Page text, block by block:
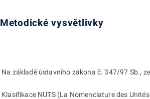
Metodické vysvětlivky
Na základě ústavního zákona č. 347/97 Sb.,
Klasifikace NUTS (La Nomenclature des